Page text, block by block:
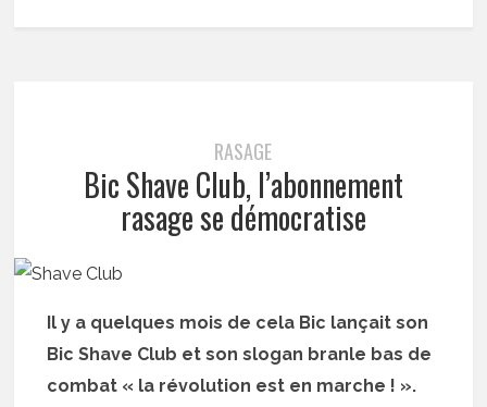
RASAGE
Bic Shave Club, l’abonnement
rasage se démocratise
Il y a quelques mois de cela Bic lançait son
Bic Shave Club et son slogan branle bas de
combat « la révolution est en marche ! ».